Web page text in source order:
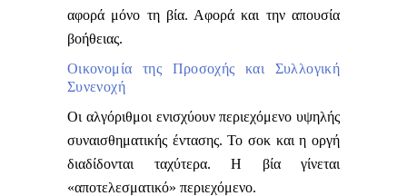
αφορά μόνο τη βία. Αφορά και την απουσία
βοήθειας.
Οικονομία της Προσοχής και Συλλογική
Συνενοχή
Οι αλγόριθμοι ενισχύουν περιεχόμενο υψηλής
συναισθηματικής έντασης. Το σοκ και η οργή
διαδίδονται ταχύτερα. Η βία γίνεται
«αποτελεσματικό» περιεχόμενο.